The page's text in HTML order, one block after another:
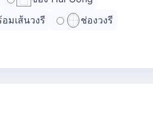
มเส้นวงรี
ช่องวงรี